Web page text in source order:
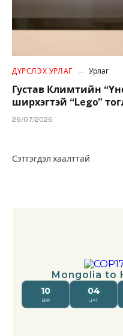
ДҮРСЛЭХ УРЛАГ Урлаг
Густав Климтийн
ширхэгтэй “Lego”
26/07/2026
Сэтгэгдэл хаалттай